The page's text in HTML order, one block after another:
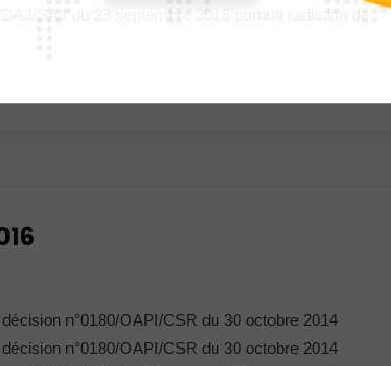
SAJ du 23 septembre 2015 portant radiation de
n°0180/OAPI/CSR du 30 octobre 2014
n°0180/OAPI/CSR du 30 octobre 2014